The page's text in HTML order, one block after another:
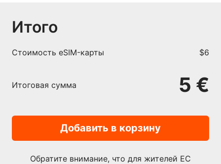
Итого
Cтоимость eSIM-карты $6
Итоговая сумма 5 €
Добавить в корзину
Обратите внимание, что для жителей ЕС